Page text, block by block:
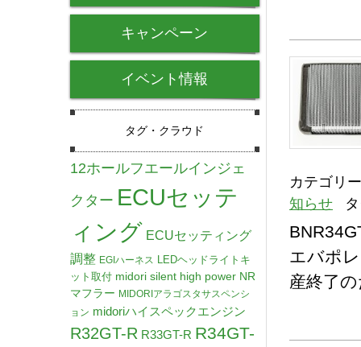
カテゴリ
知らせ
エバポ
産終了
キャンペーン
イベント情報
タグ・クラウド
12ホールフエールインジェ
クター ECUセッテ
ィング ECUセッティング
調整 EGIハーネス LEDヘッドライトキ
ット取付 midori silent high power NR
マフラー MIDORIアラゴスタサスペンシ
ョン midoriハイスペックエンジン
R32GT-R R33GT-R R34GT-